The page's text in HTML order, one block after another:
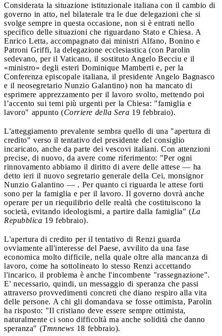
Considerata la situazione istituzionale italiana con il cambio di
governo in atto, nel bilaterale tra le due delegazioni che si
svolge sempre in questa occasione, non si è entrati nello
specifico delle situazioni che riguardano Stato e Chiesa. A
Enrico Letta, accompagnato dai ministri Alfano, Bonino e
Patroni Griffi, la delegazione ecclesiastica (con Parolin
sedevano, per il Vaticano, il sostituto Angelo Becciu e il
«ministro» degli esteri Dominique Mamberti e, per la
Conferenza episcopale italiana, il presidente Angelo Bagnasco
e il neosegretario Nunzio Galantino) non ha mancato di
esprimere apprezzamento per il lavoro svolto, mettendo poi
l’accento sui temi più urgenti per la Chiesa: "famiglia e
lavoro" appunto (Corriere della Sera 19 febbraio).
L'atteggiamento prevalente sembra quello di una "apertura di
credito" verso il tentativo del presidente del consiglio
incaricato, anche da parte dei vescovi italiani. Con attenzioni
precise, di nuovo, da avere come riferimento: "Per ogni
rinnovamento abbiamo il diritto di avere delle attese — ha
detto ieri il nuovo segretario generale della Cei, monsignor
Nunzio Galantino — . Per quanto ci riguarda le attese forti
sono per la famiglia e per il lavoro. Il governo dovrà anche
operare per un riequilibrio delle realtà che costituiscono la
società, evitando ideologismi, a partire dalla famiglia" (La
Repubblica 19 febbraio).
L'apertura di credito per il tentativo di Renzi guarda
ovviamente all'interesse del Paese, avvilito da una fase
economica molto difficile, nella quale oltre alla mancanza di
lavoro, come ha sottolineato lo stesso Renzi accettando
l'incarico, il problema è anche l'incombente "rassegnazione".
E' necessario, quindi, un messaggio di speranza che passi
attraverso provvedimenti concreti che diano respiro alla vita
delle persone. A chi gli domandava se fosse ottimista, Parolin
ha risposto: "Il cristiano deve essere sempre ottimista,
naturalmente ci sono difficoltà ma anche solidità che danno
speranza" (Tmnnews 18 febbraio).